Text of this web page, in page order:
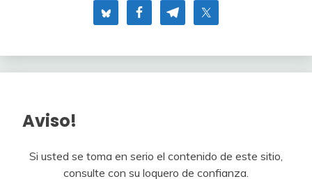
Aviso!
Si usted se toma en serio el contenido de este sitio,
consulte con su loquero de confianza.